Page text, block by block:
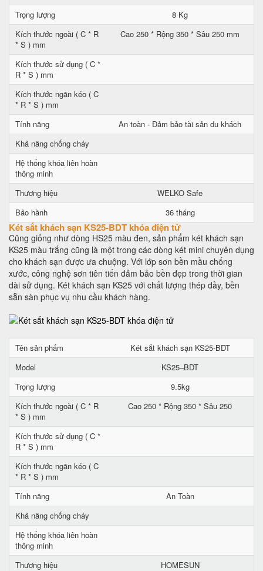
Trọng lượng
8 Kg
Kích thước ngoài ( C * R
* S ) mm
Cao 250 * Rộng 350 * Sâu 250 mm
Kích thước sử dụng ( C *
R * S ) mm
Kích thước ngăn kéo ( C
* R * S ) mm
Tính năng
An toàn - Đảm bảo tài sản du khách
Khả năng chống cháy
Hệ thống khóa liên hoàn
thông minh
Thương hiệu
WELKO Safe
Bảo hành
36 tháng
Két sắt khách sạn KS25-BDT khóa điện tử
Cũng giống như dòng HS25 màu đen, sản phẩm két khách sạn
KS25 màu trắng cũng là một trong các dòng két mini chuyên dụng
cho khách sạn được ưa chuộng. Với lớp sơn bền mầu chống
xước, công nghệ sơn tiên tiến đảm bảo bền đẹp trong thời gian
dài sử dụng. Két khách sạn KS25 với chất lượng thép dầy, bền
sẵn sàn phục vụ nhu cầu khách hàng.
Tên sản phẩm
Két sắt khách sạn KS25-BDT
Model
KS25–BDT
Trọng lượng
9.5kg
Kích thước ngoài ( C * R
* S ) mm
Cao 250 * Rộng 350 * Sâu 250
Kích thước sử dụng ( C *
R * S ) mm
Kích thước ngăn kéo ( C
* R * S ) mm
Tính năng
An Toàn
Khả năng chống cháy
Hệ thống khóa liên hoàn
thông minh
Thương hiệu
HOMESUN